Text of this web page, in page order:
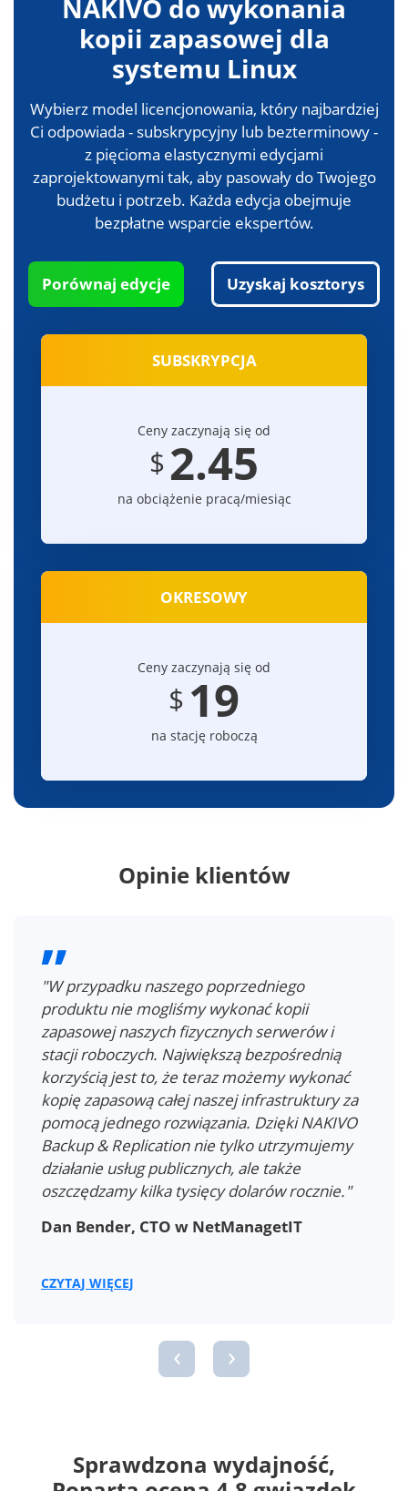
NAKIVO do wykonania
kopii zapasowej dla
systemu Linux
Wybierz model licencjonowania, który najbardziej
Ci odpowiada - subskrypcyjny lub bezterminowy -
z pięcioma elastycznymi edycjami
zaprojektowanymi tak, aby pasowały do Twojego
budżetu i potrzeb. Każda edycja obejmuje
bezpłatne wsparcie ekspertów.
Porównaj edycje Uzyskaj kosztorys
SUBSKRYPCJA
Ceny zaczynają się od
$2.45
na obciążenie pracą/miesiąc
OKRESOWY
Ceny zaczynają się od
$ 19
na stację roboczą
Opinie klientów
"Wcześniej poświęcaliśmy dużo czasu na
administrację kopiami zapasowymi, a
tworzenie kopii zapasowych serwerów
fizycznych zawsze stanowiło problem. Teraz,
dzięki NAKIVO Backup & Replication, mamy
zautomatyzowany proces tworzenia kopii
zapasowych, który nie wymaga ciągłego
nadzoru i zarządzania. Dzięki temu nasz
zespół IT może skupić się na dalszym rozwoju
naszej infrastruktury informatycznej, mając